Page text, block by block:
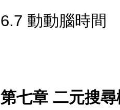
6.7 動動腦時間
第七章 二元搜尋